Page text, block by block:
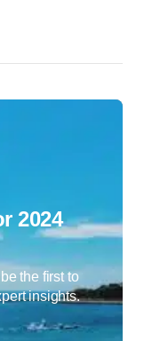
2024
the first to
insights.